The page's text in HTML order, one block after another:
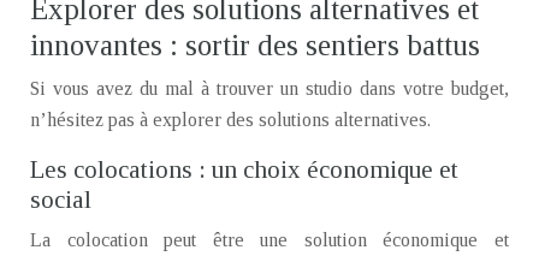
Explorer des solutions alternatives et
innovantes : sortir des sentiers battus
Si vous avez du mal à trouver un studio dans votre budget,
n’hésitez pas à explorer des solutions alternatives.
Les colocations : un choix économique et
social
La colocation peut être une solution économique et